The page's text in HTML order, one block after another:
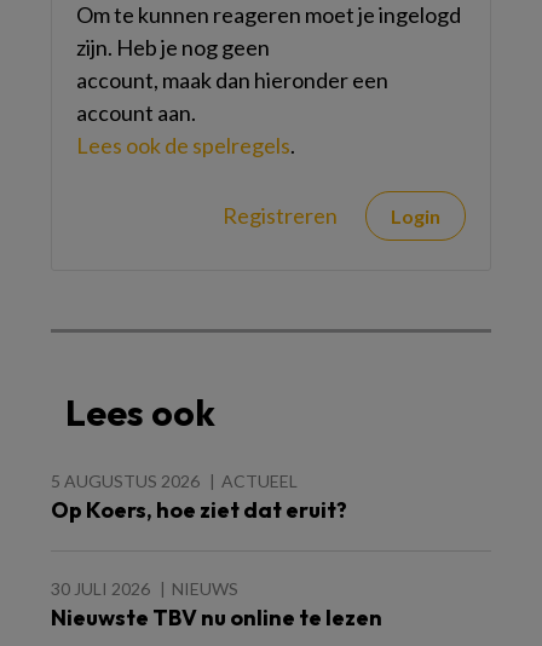
Om te kunnen reageren moet je ingelogd
zijn. Heb je nog geen
account, maak dan hieronder een
account aan.
Lees ook de spelregels.
Registreren Login
Lees ook
5 AUGUSTUS 2026 ACTUEEL
Op Koers, hoe ziet dat eruit?
30 JULI 2026 NIEUWS
Nieuwste TBV nu online te lezen